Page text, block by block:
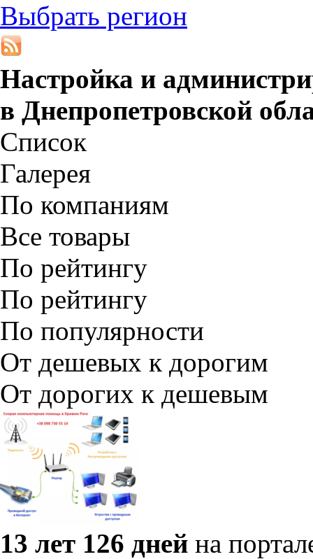
Выбрать регион
Настройка и
в Днепропетровской
Список
Галерея
По компаниям
Все товары
По рейтингу
По рейтингу
По популярности
От дешевых к дорогим
От дорогих к дешевым
13 лет 126 дней на